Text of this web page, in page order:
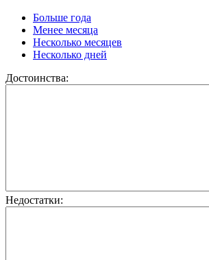
Больше года
Менее месяца
Несколько месяцев
Несколько дней
Достоинства:
Недостатки: